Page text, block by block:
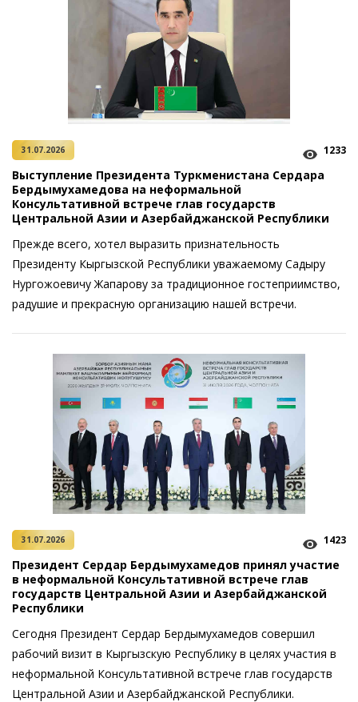
31.07.2026 1233
Выступление Президента Туркменистана Сердара
Бердымухамедова на неформальной
Консультативной встрече глав государств
Центральной Азии и Азербайджанской Республики
Прежде всего, хотел выразить признательность
Президенту Кыргызской Республики уважаемому Садыру
Нургожоевичу Жапарову за традиционное гостеприимство,
радушие и прекрасную организацию нашей встречи.
31.07.2026 1423
Президент Сердар Бердымухамедов принял участие
в неформальной Консультативной встрече глав
государств Центральной Азии и Азербайджанской
Республики
Сегодня Президент Сердар Бердымухамедов совершил
рабочий визит в Кыргызскую Республику в целях участия в
неформальной Консультативной встрече глав государств
Цент­ральной Азии и Азербайджанской Республики.